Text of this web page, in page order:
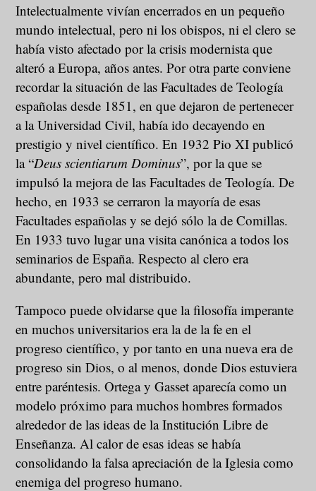
Intelectualmente vivían encerrados en un pequeño
mundo intelectual, pero ni los obispos, ni el clero se
había visto afectado por la crisis modernista que
alteró a Europa, años antes. Por otra parte conviene
recordar la situación de las Facultades de Teología
españolas desde 1851, en que dejaron de pertenecer
a la Universidad Civil, había ido decayendo en
prestigio y nivel científico. En 1932 Pio XI publicó
la “Deus scientiarum Dominus”, por la que se
impulsó la mejora de las Facultades de Teología. De
hecho, en 1933 se cerraron la mayoría de esas
Facultades españolas y se dejó sólo la de Comillas.
En 1933 tuvo lugar una visita canónica a todos los
seminarios de España. Respecto al clero era
abundante, pero mal distribuido.
Tampoco puede olvidarse que la filosofía imperante
en muchos universitarios era la de la fe en el
progreso científico, y por tanto en una nueva era de
progreso sin Dios, o al menos, donde Dios estuviera
entre paréntesis. Ortega y Gasset aparecía como un
modelo próximo para muchos hombres formados
alrededor de las ideas de la Institución Libre de
Enseñanza. Al calor de esas ideas se había
consolidando la falsa apreciación de la Iglesia como
enemiga del progreso humano.